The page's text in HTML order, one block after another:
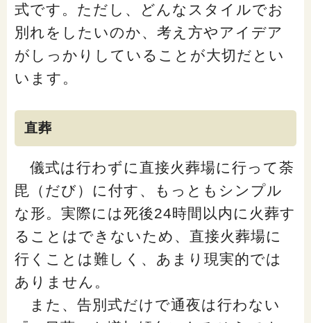
式です。ただし、どんなスタイルでお
別れをしたいのか、考え方やアイデア
がしっかりしていることが大切だとい
います。
直葬
儀式は行わずに直接火葬場に行って荼
毘（だび）に付す、もっともシンプル
な形。実際には死後24時間以内に火葬す
ることはできないため、直接火葬場に
行くことは難しく、あまり現実的では
ありません。
また、告別式だけで通夜は行わない